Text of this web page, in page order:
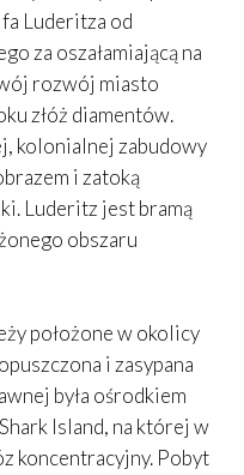
Luderitza od
za oszałamiającą na
rozwój miasto
złóż diamentów.
kolonialnej zabudowy
i zatoką
Luderitz jest bramą
obszaru
położone w okolicy
i zasypana
była ośrodkiem
Island, na której w
koncentracyjny. Pobyt